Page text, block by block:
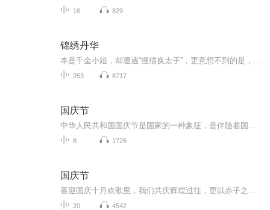
16 829
锦绣丹华
253 8717
国庆节
8 1726
国庆节
20 4542